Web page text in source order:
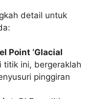
detail untuk
Point ‘Glacial
titik ini, bergeraklah
pinggiran